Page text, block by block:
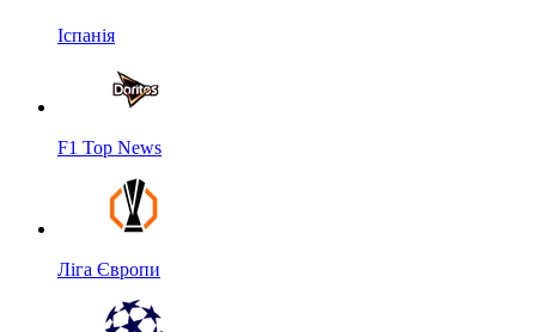
Іспанія
F1 Top News
Ліга Європи